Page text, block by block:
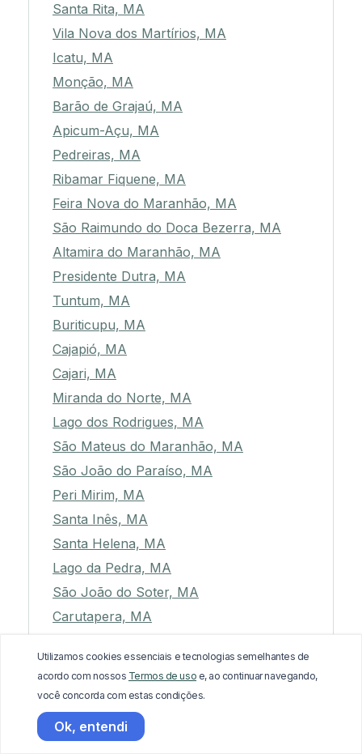
Santa Rita, MA
Vila Nova dos Martírios, MA
Icatu, MA
Monção, MA
Barão de Grajaú, MA
Apicum-Açu, MA
Pedreiras, MA
Ribamar Fiquene, MA
Feira Nova do Maranhão, MA
São Raimundo do Doca Bezerra, MA
Altamira do Maranhão, MA
Presidente Dutra, MA
Tuntum, MA
Buriticupu, MA
Cajapió, MA
Cajari, MA
Miranda do Norte, MA
Lago dos Rodrigues, MA
São Mateus do Maranhão, MA
São João do Paraíso, MA
Peri Mirim, MA
Santa Inês, MA
Santa Helena, MA
Lago da Pedra, MA
São João do Soter, MA
Carutapera, MA
Bacabal, MA
Duque Bacelar, MA
Rosário, MA
Mirinzal, MA
Utilizamos cookies essenciais e tecnologias semelhantes de
acordo com nossos Termos de uso e, ao continuar navegando,
você concorda com estas condições.
Ok, entendi